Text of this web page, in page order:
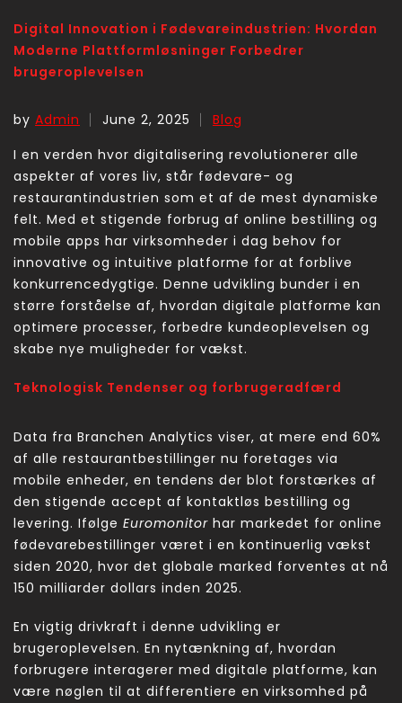
Digital Innovation i Fødevareindustrien: Hvordan
Moderne Plattformløsninger Forbedrer
brugeroplevelsen
by Admin June 2, 2025
Blog
I en verden hvor digitalisering revolutionerer alle
aspekter af vores liv, står fødevare- og
restaurantindustrien som et af de mest dynamiske
felt. Med et stigende forbrug af online bestilling og
mobile apps har virksomheder i dag behov for
innovative og intuitive platforme for at forblive
konkurrencedygtige. Denne udvikling bunder i en
større forståelse af, hvordan digitale platforme kan
optimere processer, forbedre kundeoplevelsen og
skabe nye muligheder for vækst.
Teknologisk Tendenser og forbrugeradfærd
Data fra Branchen Analytics viser, at mere end 60%
af alle restaurantbestillinger nu foretages via
mobile enheder, en tendens der blot forstærkes af
den stigende accept af kontaktløs bestilling og
levering. Ifølge Euromonitor har markedet for online
fødevarebestillinger været i en kontinuerlig vækst
siden 2020, hvor det globale marked forventes at nå
150 milliarder dollars inden 2025.
En vigtig drivkraft i denne udvikling er
brugeroplevelsen. En nytænkning af, hvordan
forbrugere interagerer med digitale platforme, kan
være nøglen til at differentiere en virksomhed på